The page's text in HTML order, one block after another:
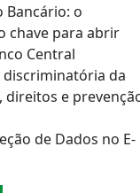
Bancário: o
chave para abrir
Central
discriminatória da
direitos e
de Dados no E-